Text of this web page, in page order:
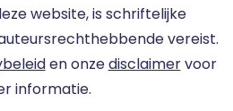
website, is schriftelijke
vereist.
en onzedisclaimervoor
informatie.